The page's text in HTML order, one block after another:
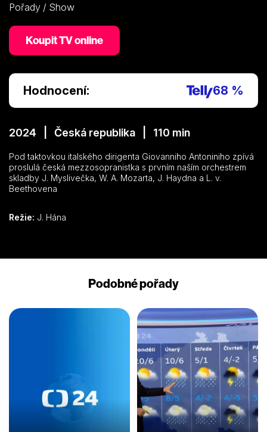
Pořady / Show
Koupit TV online
Hodnocení: 68 %
2024 | Česká republika | 110 min
Pod taktovkou italského dirigenta Giovanniho Antoniniho zpívá
proslulá česká mezzosopranistka s prvním naším orchestrem
skladby J. Myslivečka, W. A. Mozarta, J. Haydna a L. v.
Beethovena
Režie: J. Hána
Podobné pořady